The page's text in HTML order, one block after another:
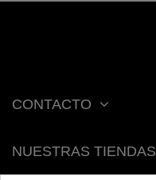
CONTACTO
NUESTRAS TIENDAS